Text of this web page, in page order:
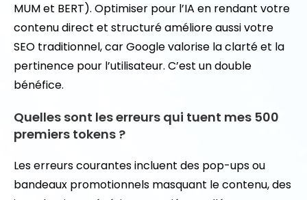
MUM et BERT). Optimiser pour l’IA en rendant votre
contenu direct et structuré améliore aussi votre
SEO traditionnel, car Google valorise la clarté et la
pertinence pour l’utilisateur. C’est un double
bénéfice.
Quelles sont les erreurs qui tuent mes 500
premiers tokens ?
Les erreurs courantes incluent des pop-ups ou
bandeaux promotionnels masquant le contenu, des